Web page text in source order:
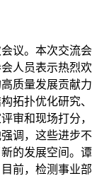
议。本次交流
人员表示热烈
质量发展贡献
拓扑优化研究
审和现场打分
调，这些进步
的发展空间。
前，检测事业